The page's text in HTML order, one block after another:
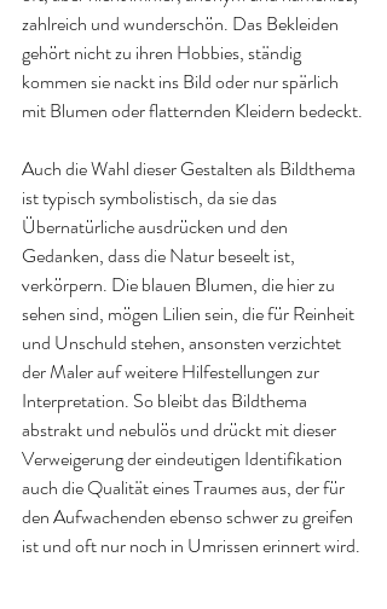
zahlreich und wunderschön. Das Bekleiden
gehört nicht zu ihren Hobbies, ständig
kommen sie nackt ins Bild oder nur spärlich
mit Blumen oder flatternden Kleidern bedeckt.
Auch die Wahl dieser Gestalten als Bildthema
ist typisch symbolistisch, da sie das
Übernatürliche ausdrücken und den
Gedanken, dass die Natur beseelt ist,
verkörpern. Die blauen Blumen, die hier zu
sehen sind, mögen Lilien sein, die für Reinheit
und Unschuld stehen, ansonsten verzichtet
der Maler auf weitere Hilfestellungen zur
Interpretation. So bleibt das Bildthema
abstrakt und nebulös und drückt mit dieser
Verweigerung der eindeutigen Identifikation
auch die Qualität eines Traumes aus, der für
den Aufwachenden ebenso schwer zu greifen
ist und oft nur noch in Umrissen erinnert wird.